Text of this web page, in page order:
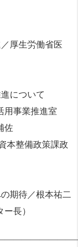
厚生労働省医
について
用事業推進室
佐
本整備政策課政
期待／根本祐二
長）